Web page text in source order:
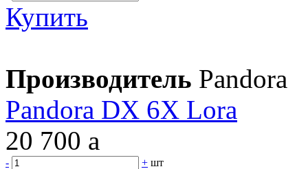
Купить
Производитель Pandora
Pandora DX 6X Lora
20 700 a
- + шт